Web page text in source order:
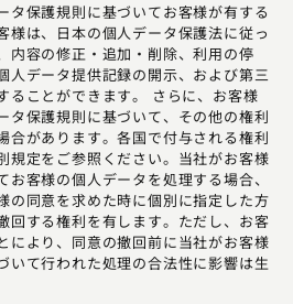
タ保護規則に基づいてお客様が有する
様は、日本の個人データ保護法に従っ
内容の修正・追加・削除、利用の停
人データ提供記録の開示、および第三
ることができます。 さらに、お客様
タ保護規則に基づいて、その他の権利
合があります。各国で付与される権利
規定をご参照ください。当社がお客様
お客様の個人データを処理する場合、
の同意を求めた時に個別に指定した方
回する権利を有します。ただし、お客
により、同意の撤回前に当社がお客様
いて行われた処理の合法性に影響は生